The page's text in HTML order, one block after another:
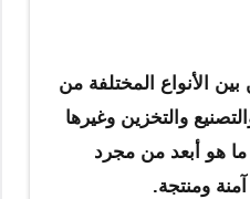
الأنواع المختلفة من
والتخزين وغيرها
ما هو أبعد من مجرد
ومنتجة.